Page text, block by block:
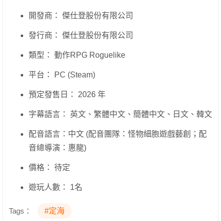
開發商： 傑仕登股份有限公司
發行商： 傑仕登股份有限公司
類型： 動作RPG Roguelike
平台： PC (Steam)
預定發售日： 2026 年
字幕語言： 英文、繁體中文、簡體中文、日文、韓文
配音語言：中文 (配音團隊：怪物細胞遊戲藝創；配
音總導演：惠龍)
價格： 待定
遊玩人數： 1名
Tags： #定海